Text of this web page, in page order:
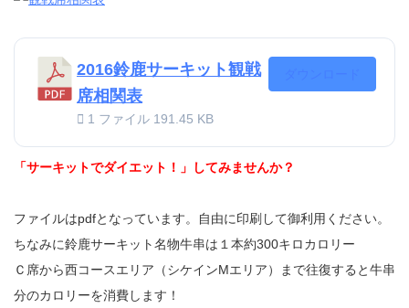
2016鈴鹿サーキット観戦
席相関表
1 ファイル 191.45 KB
「サーキットでダイエット！」してみませんか？
ファイルはpdfとなっています。自由に印刷して御利用ください。
ちなみに鈴鹿サーキット名物牛串は１本約300キロカロリー
Ｃ席から西コースエリア（シケインMエリア）まで往復すると牛串
分のカロリーを消費します！